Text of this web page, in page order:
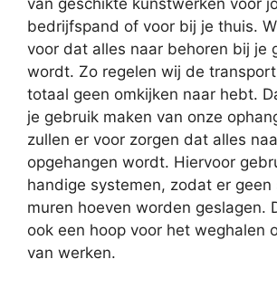
van geschikte kunstwerken voor
bedrijfspand of voor bij je thuis.
voor dat alles naar behoren bij je
wordt. Zo regelen wij de
totaal geen omkijken naar hebt.
je gebruik maken van onze
zullen er voor zorgen dat alles
opgehangen wordt. Hiervoor
handige systemen, zodat er geen
muren hoeven worden geslagen.
ook een hoop voor het weghalen
van werken.